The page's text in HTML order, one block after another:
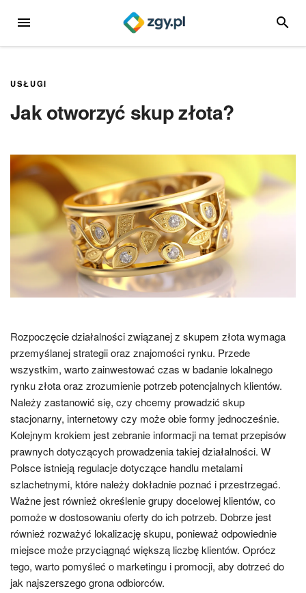
MENU
USŁUGI
Jak otworzyć skup złota?
Rozpoczęcie działalności związanej z skupem złota wymaga
przemyślanej strategii oraz znajomości rynku. Przede
wszystkim, warto zainwestować czas w badanie lokalnego
rynku złota oraz zrozumienie potrzeb potencjalnych klientów.
Należy zastanowić się, czy chcemy prowadzić skup
stacjonarny, internetowy czy może obie formy jednocześnie.
Kolejnym krokiem jest zebranie informacji na temat przepisów
prawnych dotyczących prowadzenia takiej działalności. W
Polsce istnieją regulacje dotyczące handlu metalami
szlachetnymi, które należy dokładnie poznać i przestrzegać.
Ważne jest również określenie grupy docelowej klientów, co
pomoże w dostosowaniu oferty do ich potrzeb. Dobrze jest
również rozważyć lokalizację skupu, ponieważ odpowiednie
miejsce może przyciągnąć większą liczbę klientów. Oprócz
tego, warto pomyśleć o marketingu i promocji, aby dotrzeć do
jak najszerszego grona odbiorców.